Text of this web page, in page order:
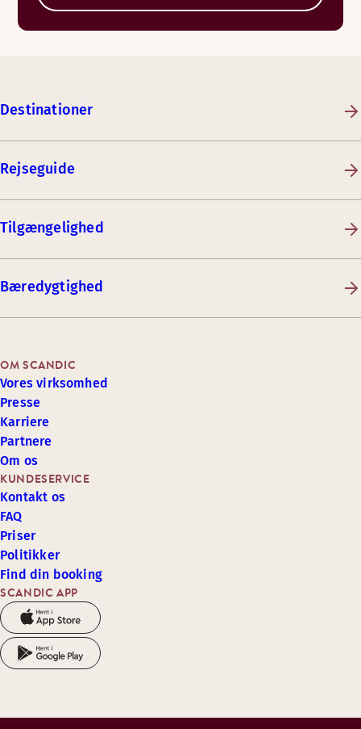
Destinationer
Rejseguide
Tilgængelighed
Bæredygtighed
SCANDIC APP
KUNDESERVICE
Kontakt os
FAQ
Priser
Politikker
Find din booking
OM SCANDIC
Vores virksomhed
Presse
Karriere
Partnere
Om os